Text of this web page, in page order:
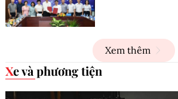
Xem thêm
Xe và phương tiện